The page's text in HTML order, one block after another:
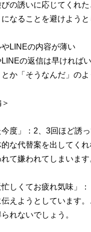
の誘いに応じてくれ
なることを避けようと
やLINEの内容が薄い
LINEの返信は早ければ
とか「そうなんだ」の
度」：2、3回ほど誘
な代替案を出してく
て嫌われてしまいます
しくてお疲れ気味」：
伝えようとしています
れないでしょう。